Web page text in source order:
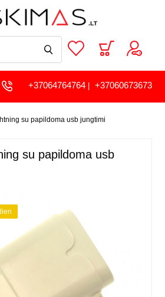
+37064764764| +37060673673
su papildoma usb jungtimi
su papildoma usb